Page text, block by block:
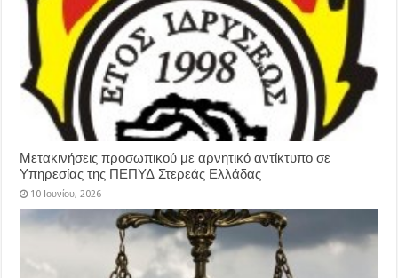
Μετακινήσεις προσωπικού με αρνητικό αντίκτυπο σε
Υπηρεσίας της ΠΕΠΥΔ Στερεάς Ελλάδας
10 Ιουνίου, 2026